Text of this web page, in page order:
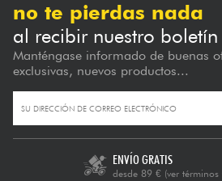
no te pierdas nada
al recibir nuestro boletín
Manténgase informado de buenas
exclusivas, nuevos productos...
ENVÍO GRATIS
desde 89 € (ver